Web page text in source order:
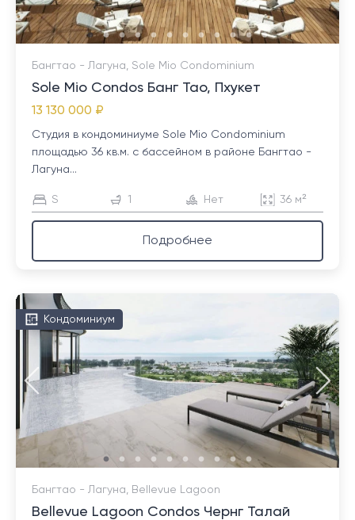
Бангтао - Лагуна, Sole Mio Condominium
Sole Mio Condos Банг Тао, Пхукет
13 130 000 ₽
Студия в кондоминиуме Sole Mio Condominium
площадью 36 кв.м. с бассейном в районе Бангтао -
Лагуна...
S 1 Нет 36 м²
Подробнее
Кондоминиум
Бангтао - Лагуна, Bellevue Lagoon
Bellevue Lagoon Condos Чернг Талай